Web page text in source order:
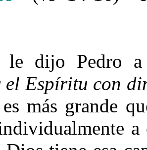
le dijo Pedro
el Espíritu con
más grande